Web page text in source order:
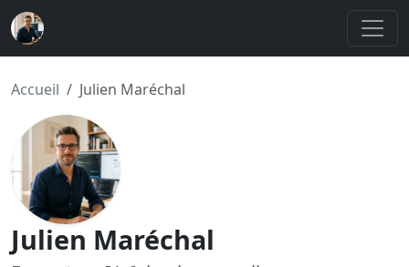
Accueil Julien Maréchal
Julien Maréchal